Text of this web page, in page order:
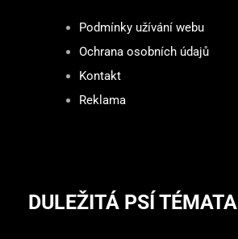
Podmínky užívání webu
Ochrana osobních údajů
Kontakt
Reklama
DULEŽITÁ PSÍ TÉMATA